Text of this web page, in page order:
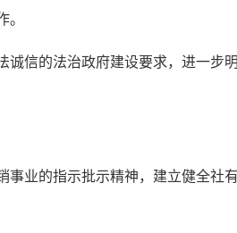
信的法治政府建设要求，进一步
业的指示批示精神，建立健全社